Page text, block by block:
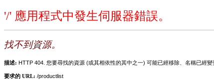
'/' 應用程式中發生伺服器錯誤。
找不到資源。
描述: HTTP 404. 您要尋找的資源 (或其相依性的其中之一) 可能已經移除、名稱已經
要求的 URL: /productlist